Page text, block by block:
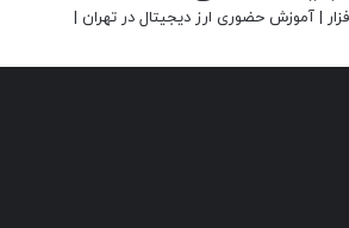
| آموزش حضوری ارز دیجیتال در تهران |